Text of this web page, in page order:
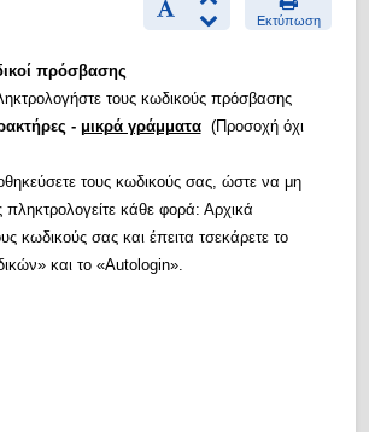
Εκτύπωση
πρόσβασης
τους κωδικούς πρόσβασης
- μικρά γράμματα(Προσοχή όχι
τους κωδικούς σας, ώστε να μη
πληκτρολογείτε κάθε φορά: Αρχικά
κωδικούς σας και έπειτα τσεκάρετε το
και το «Autologin».